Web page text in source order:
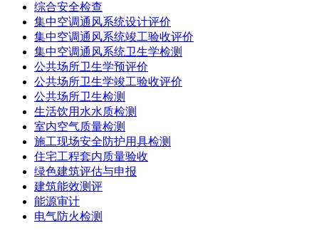
综合安全检查
集中空调通风系统设计评价
集中空调通风系统竣工验收评价
集中空调通风系统卫生学检测
公共场所卫生学预评价
公共场所卫生学竣工验收评价
公共场所卫生检测
生活饮用水水质检测
室内空气质量检测
施工现场安全防护用具检测
住宅工程套内质量验收
绿色建筑评估与申报
建筑能效测评
能源审计
电气防火检测